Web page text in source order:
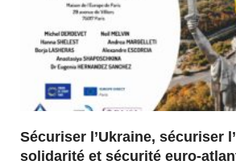
Sécuriser l’Ukraine, sécuriser
solidarité et sécurité euro-